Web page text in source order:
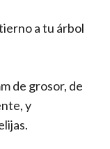
a tu árbol
de grosor, de
y